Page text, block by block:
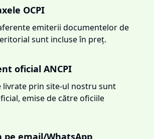
OCPI
emiterii documentelor de
sunt incluse în preț.
oficial ANCPI
livrate prin site-ul nostru sunt
emise de către oficiile
pe email/WhatsApp